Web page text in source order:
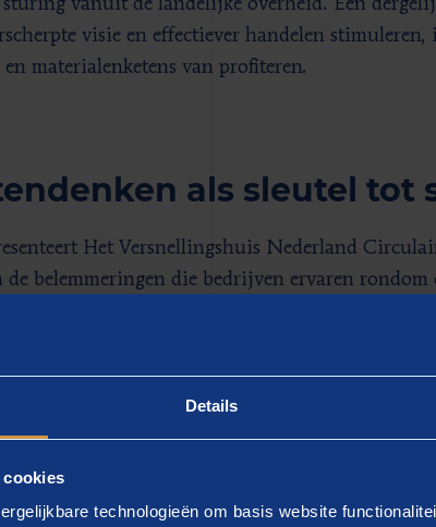
Details
cookies
technologieën om basis website
sturing vanuit de landelijke overheid. Een
visie en effectiever handelen
materialenketens van profiteren.
als sleutel tot
Het Versnellingshuis Nederland
de belemmeringen die bedrijven ervaren
circulaire transitie te versnellen. De Rode
en bewustzijn rondom circulaire economie
Om de stap te zetten van bewustzijn naar
essentieel. Vanwege de afhankelijkheid
en productieketens is een brede aanpak nodig.
is een gebrek aan specifieke kennis rond